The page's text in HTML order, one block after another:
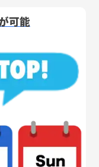
可能